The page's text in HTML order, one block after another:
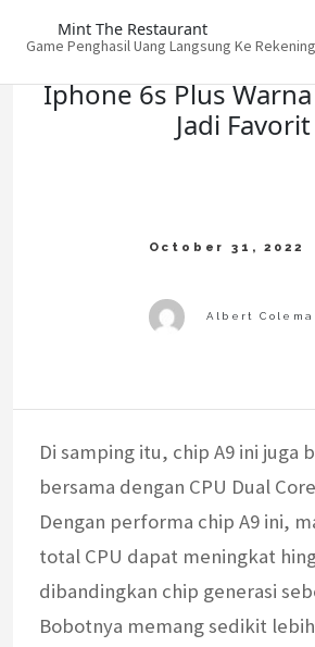
Mint The Restaurant
Game Penghasil Uang Langsung Ke Rekening
Iphone 6s Plus
Jadi Favorit
Di samping itu, chip A9 ini juga
bersama dengan CPU Dual
Dengan performa chip A9 ini,
total CPU dapat meningkat
dibandingkan chip generasi
Bobotnya memang sedikit